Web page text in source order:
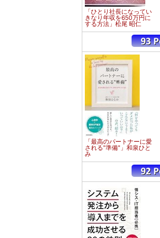
「ひとり社長になってい
きなり年収を650万円に
する方法」松尾 昭仁
「最高のパートナーに愛
される"準備"」和泉ひと
み